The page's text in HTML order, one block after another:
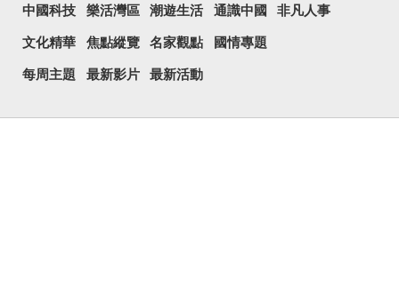
中國科技 樂活灣區 潮遊生活 通識中國 非凡人事
文化精華 焦點縱覽 名家觀點 國情專題
每周主題 最新影片 最新活動